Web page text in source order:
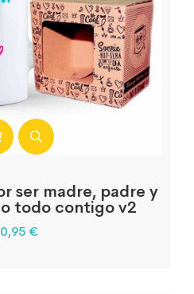
ser madre, padre y
todo contigo v2
€